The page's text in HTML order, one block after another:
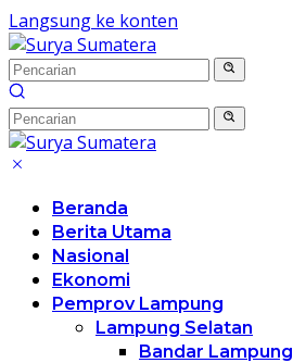
Langsung ke konten
Beranda
Berita Utama
Nasional
Ekonomi
Pemprov Lampung
Lampung Selatan
Bandar Lampung